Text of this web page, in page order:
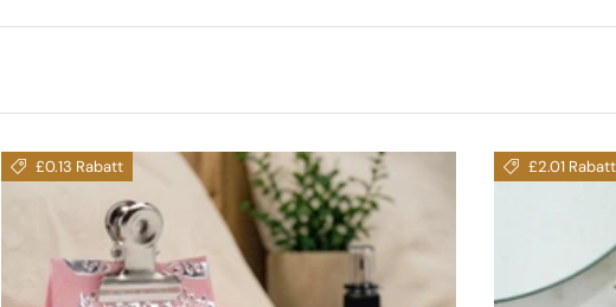
£0.13 Rabatt £2.01 Rabatt